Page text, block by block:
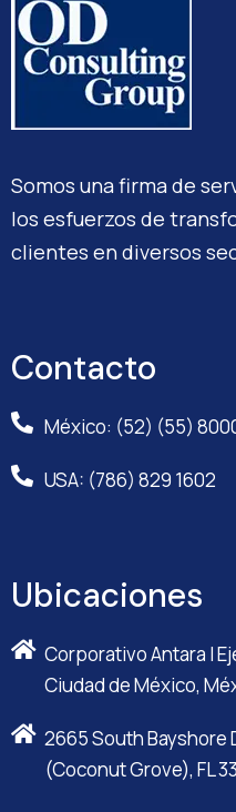
Somos una firma de
los esfuerzos de
clientes en diversos
Contacto
México: (52) (55)
USA: (786) 829 1602
Ubicaciones
Corporativo Antara I
Ciudad de México,
2665 South Bayshore
(Coconut Grove), FL